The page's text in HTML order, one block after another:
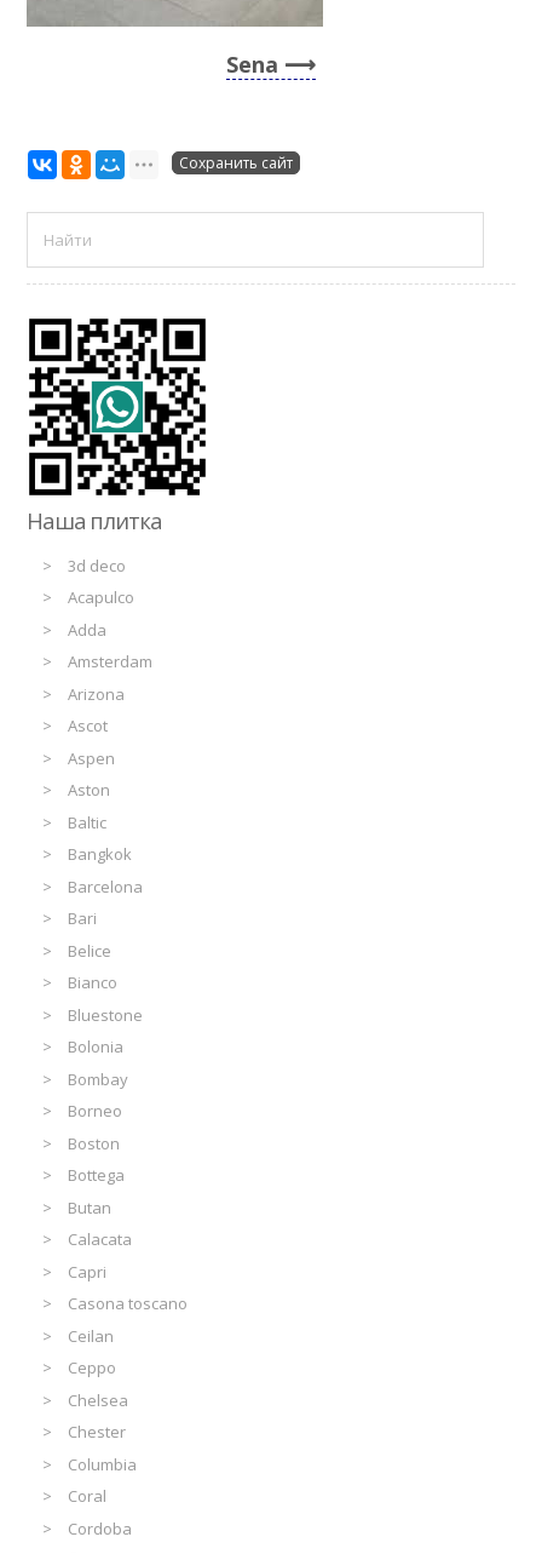
Sena
Сохранить сайт
Наша плитка
3d deco
Acapulco
Adda
Amsterdam
Arizona
Ascot
Aspen
Aston
Baltic
Bangkok
Barcelona
Bari
Belice
Bianco
Bluestone
Bolonia
Bombay
Borneo
Boston
Bottega
Butan
Calacata
Capri
Casona toscano
Ceilan
Ceppo
Chelsea
Chester
Columbia
Coral
Cordoba